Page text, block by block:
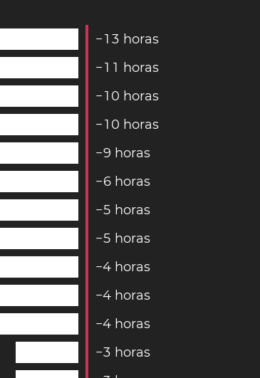
−1 3 horas
−1 1 horas
−1 0 horas
−1 0 horas
−9 horas
−6 horas
−5 horas
−5 horas
−4 horas
−4 horas
−4 horas
−3 horas